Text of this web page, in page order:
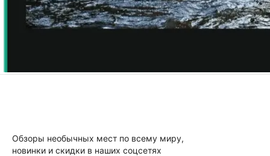
Обзоры необычных мест по всему миру,
новинки и скидки в наших соцсетях